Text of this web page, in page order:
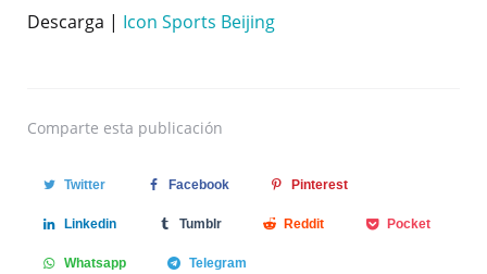
Descarga | Icon Sports Beijing
Comparte esta publicación
Twitter Facebook Pinterest
Linkedin Tumblr Reddit Pocket
Whatsapp Telegram